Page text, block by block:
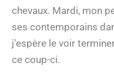
chevaux. Mardi, mon
ses contemporains
j’espère le voir
ce coup-ci.